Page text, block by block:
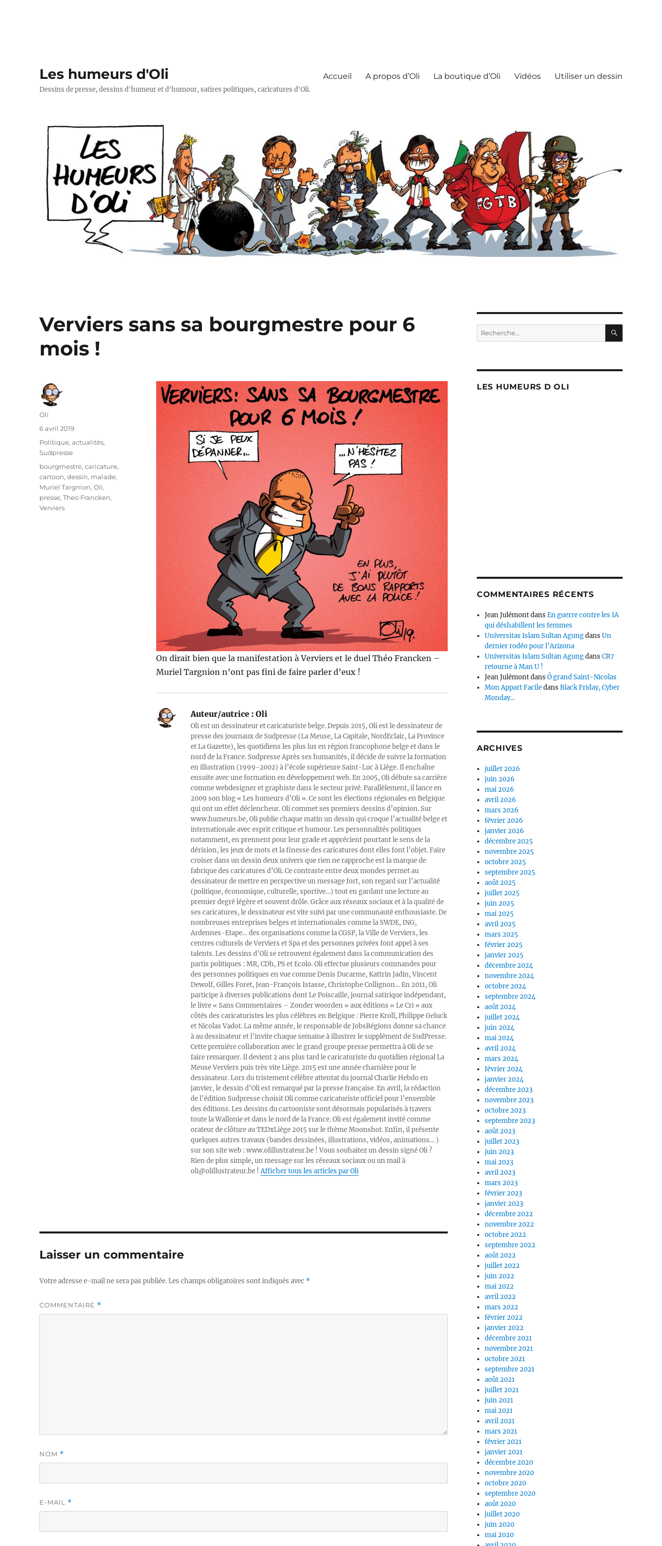
Les humeurs d'Oli
Dessins de presse, dessins d'humeur et d'humour, satires politiques, caricatures d'Oli.
Accueil A propos d’Oli La boutique d’Oli Vidéos Utiliser un dessin
Verviers sans sa bourgmestre pour 6
mois !
On dirait bien que la manifestation à Verviers et le duel Théo Francken –
Muriel Targnion n’ont pas fini de faire parler d’eux !
Auteur/autrice :Oli
Oli est un dessinateur et caricaturiste belge. Depuis 2015, Oli est le dessinateur de
presse des journaux de Sudpresse (La Meuse, La Capitale, NordEclair, La Province
et La Gazette), les quotidiens les plus lus en région francophone belge et dans le
nord de la France. Sudpresse Après ses humanités, il décide de suivre la formation
en illustration (1999-2002) à l’école supérieure Saint-Luc à Liège. Il enchaîne
ensuite avec une formation en développement web. En 2005, Oli débute sa carrière
comme webdesigner et graphiste dans le secteur privé. Parallèlement, il lance en
2009 son blog « Les humeurs d’Oli ». Ce sont les élections régionales en Belgique
qui ont un effet déclencheur. Oli commet ses premiers dessins d’opinion. Sur
www.humeurs.be, Oli publie chaque matin un dessin qui croque l’actualité belge et
internationale avec esprit critique et humour. Les personnalités politiques
notamment, en prennent pour leur grade et apprécient pourtant le sens de la
dérision, les jeux de mots et la finesse des caricatures dont elles font l’objet. Faire
croiser dans un dessin deux univers que rien ne rapproche est la marque de
fabrique des caricatures d’Oli. Ce contraste entre deux mondes permet au
dessinateur de mettre en perspective un message fort, son regard sur l’actualité
(politique, économique, culturelle, sportive…) tout en gardant une lecture au
premier degré légère et souvent drôle. Grâce aux réseaux sociaux et à la qualité de
ses caricatures, le dessinateur est vite suivi par une communauté enthousiaste. De
nombreuses entreprises belges et internationales comme la SWDE, ING,
Ardennes-Etape… des organisations comme la CGSP, la Ville de Verviers, les
centres culturels de Verviers et Spa et des personnes privées font appel à ses
talents. Les dessins d’Oli se retrouvent également dans la communication des
partis politiques : MR, CDh, PS et Ecolo. Oli effectue plusieurs commandes pour
des personnes politiques en vue comme Denis Ducarme, Kattrin Jadin, Vincent
Dewolf, Gilles Foret, Jean-François Istasse, Christophe Collignon… En 2011, Oli
participe à diverses publications dont Le Poiscaille, journal satirique indépendant,
le livre « Sans Commentaires – Zonder woorden » aux éditions « Le Cri » aux
côtés des caricaturistes les plus célèbres en Belgique : Pierre Kroll, Philippe Geluck
et Nicolas Vadot. La même année, le responsable de JobsRégions donne sa chance
à au dessinateur et l’invite chaque semaine à illustrer le supplément de SudPresse.
Cette première collaboration avec le grand groupe presse permettra à Oli de se
faire remarquer. Il devient 2 ans plus tard le caricaturiste du quotidien régional La
Meuse Verviers puis très vite Liège. 2015 est une année charnière pour le
dessinateur. Lors du tristement célèbre attentat du journal Charlie Hebdo en
janvier, le dessin d’Oli est remarqué par la presse française. En avril, la rédaction
de l’édition Sudpresse choisit Oli comme caricaturiste officiel pour l’ensemble
des éditions. Les dessins du cartooniste sont désormais popularisés à travers
toute la Wallonie et dans le nord de la France. Oli est également invité comme
orateur de clôture au TEDxLiège 2015 sur le thème Moonshot. Enfin, il présente
quelques autres travaux (bandes dessinées, illustrations, vidéos, animations… )
sur son site web : www.olillustrateur.be ! Vous souhaitez un dessin signé Oli ?
Rien de plus simple, un message sur les réseaux sociaux ou un mail à
oli@olillustrateur.be !Afficher tous les articles par Oli
Auteur
Oli
Publié
6 avril 2019
Catégories
Politique, actualités,
Sudpresse
Étiquettes
bourgmestre,caricature,
cartoon,dessin, malade,
Muriel Targnion,Oli,
presse,Theo Francken,
Verviers
Laisser un commentaire
Votre adresse e-mail ne sera pas publiée.Les champs obligatoires sont indiqués avec *
COMMENTAIRE *
NOM *
E-MAIL *
Recherche
pour :
LES HUMEURS D OLI
COMMENTAIRES RÉCENTS
Jean JulémontdansEn guerre contre les IA
qui déshabillent les femmes
Universitas Islam Sultan AgungdansUn
dernier rodéo pour l’Arizona
Universitas Islam Sultan AgungdansCR7
retourne à Man U !
Jean JulémontdansÔ grand Saint-Nicolas
Mon Appart FaciledansBlack Friday, Cyber
Monday…
ARCHIVES
juillet 2026
juin 2026
mai 2026
avril 2026
mars 2026
février 2026
janvier 2026
décembre 2025
novembre 2025
octobre 2025
septembre 2025
août 2025
juillet 2025
juin 2025
mai 2025
avril 2025
mars 2025
février 2025
janvier 2025
décembre 2024
novembre 2024
octobre 2024
septembre 2024
août 2024
juillet 2024
juin 2024
mai 2024
avril 2024
mars 2024
février 2024
janvier 2024
décembre 2023
novembre 2023
octobre 2023
septembre 2023
août 2023
juillet 2023
juin 2023
mai 2023
avril 2023
mars 2023
février 2023
janvier 2023
décembre 2022
novembre 2022
octobre 2022
septembre 2022
août 2022
juillet 2022
juin 2022
mai 2022
avril 2022
mars 2022
février 2022
janvier 2022
décembre 2021
novembre 2021
octobre 2021
septembre 2021
août 2021
juillet 2021
juin 2021
mai 2021
avril 2021
mars 2021
février 2021
janvier 2021
décembre 2020
novembre 2020
octobre 2020
septembre 2020
août 2020
juillet 2020
juin 2020
mai 2020